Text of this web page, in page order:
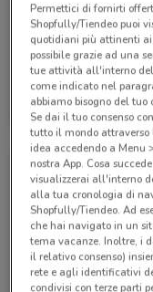
Alpitour
Scade il 31/01
Permettici di fornirti
Shopfully/Tiendeo puoi
quotidiani più attinenti
possibile grazie ad una
tue attività all'interno
come indicato nel
abbiamo bisogno del
Se dai il tuo consenso
tutto il mondo attraverso
idea accedendo a Menu
nostra App. Cosa
visualizzerai all'interno
alla tua cronologia di
Shopfully/Tiendeo. Ad
che hai navigato in un
tema vacanze. Inoltre, i
il relativo consenso)
rete e agli identificativi
condivisi con terze parti